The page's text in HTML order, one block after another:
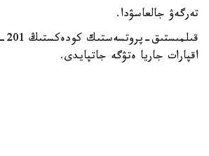
تەرگەۋ جالعاسۋدا.
اقپارات جاريا ەتۋگە جاتپايدى.